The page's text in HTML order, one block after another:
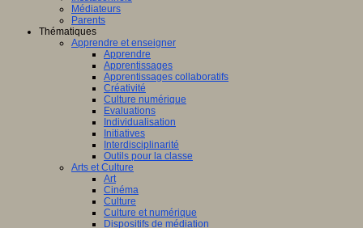
Médiateurs
Parents
Thématiques
Apprendre et enseigner
Apprendre
Apprentissages
Apprentissages collaboratifs
Créativité
Culture numérique
Evaluations
Individualisation
Initiatives
Interdisciplinarité
Outils pour la classe
Arts et Culture
Art
Cinéma
Culture
Culture et numérique
Dispositifs de médiation